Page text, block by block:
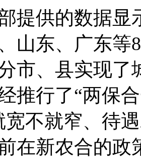
提供的数据显
山东、广东等
市、县实现
推行了“两保
宽不就窄、待
在新农合的政